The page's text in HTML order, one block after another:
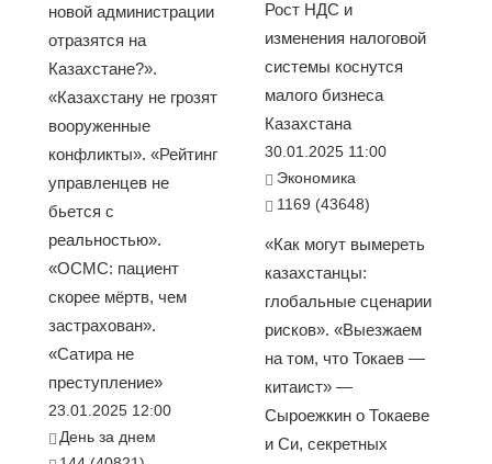
новой администрации
отразятся на
Казахстане?».
«Казахстану не грозят
вооруженные
конфликты». «Рейтинг
управленцев не
бьется с
реальностью».
«ОСМС: пациент
скорее мёртв, чем
застрахован».
«Сатира не
преступление»
23.01.2025 12:00
День за днем
Рост НДС и
изменения налоговой
системы коснутся
малого бизнеса
Казахстана
30.01.2025 11:00
Экономика
1169 (43648)
«Как могут вымереть
казахстанцы:
глобальные сценарии
рисков». «Выезжаем
на том, что Токаев —
китаист» —
Сыроежкин о Токаеве
и Си, секретных